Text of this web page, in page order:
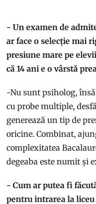
- Un examen de
ar face o selecție mai
presiune mare pe
că 14 ani e o vârstă
-Nu sunt psiholog,
cu probe multiple,
generează un tip de
oricine. Combinat,
complexitatea
degeaba este numit și
- Cum ar putea fi
pentru intrarea la